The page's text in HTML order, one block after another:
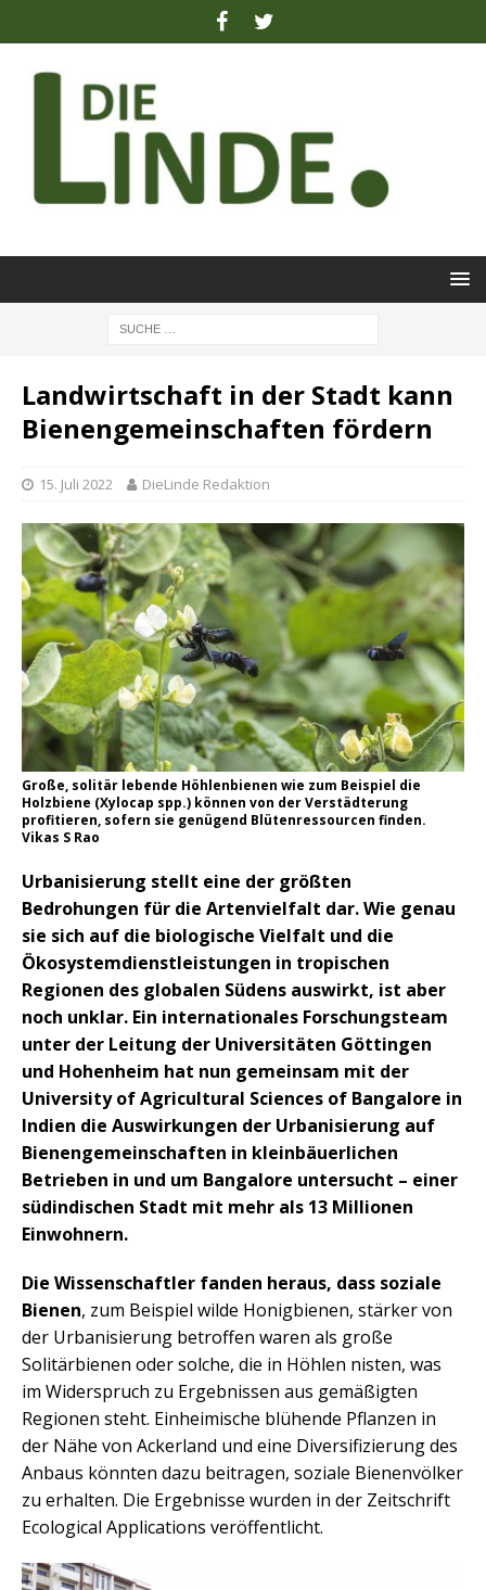
Landwirtschaft in der Stadt kann
Bienengemeinschaften fördern
15. Juli 2022 DieLinde Redaktion
Große, solitär lebende Höhlenbienen wie zum Beispiel die
Holzbiene (Xylocap spp.) können von der Verstädterung
profitieren, sofern sie genügend Blütenressourcen finden.
Vikas S Rao
Urbanisierung stellt eine der größten
Bedrohungen für die Artenvielfalt dar. Wie genau
sie sich auf die biologische Vielfalt und die
Ökosystemdienstleistungen in tropischen
Regionen des globalen Südens auswirkt, ist aber
noch unklar. Ein internationales Forschungsteam
unter der Leitung der Universitäten Göttingen
und Hohenheim hat nun gemeinsam mit der
University of Agricultural Sciences of Bangalore in
Indien die Auswirkungen der Urbanisierung auf
Bienengemeinschaften in kleinbäuerlichen
Betrieben in und um Bangalore untersucht – einer
südindischen Stadt mit mehr als 13 Millionen
Einwohnern.
Die Wissenschaftler fanden heraus, dass soziale
Bienen, zum Beispiel wilde Honigbienen, stärker von
der Urbanisierung betroffen waren als große
Solitärbienen oder solche, die in Höhlen nisten, was
im Widerspruch zu Ergebnissen aus gemäßigten
Regionen steht. Einheimische blühende Pflanzen in
der Nähe von Ackerland und eine Diversifizierung des
Anbaus könnten dazu beitragen, soziale Bienenvölker
zu erhalten. Die Ergebnisse wurden in der Zeitschrift
Ecological Applications veröffentlicht.